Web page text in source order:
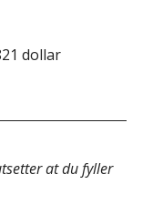
dollar
at du fyller